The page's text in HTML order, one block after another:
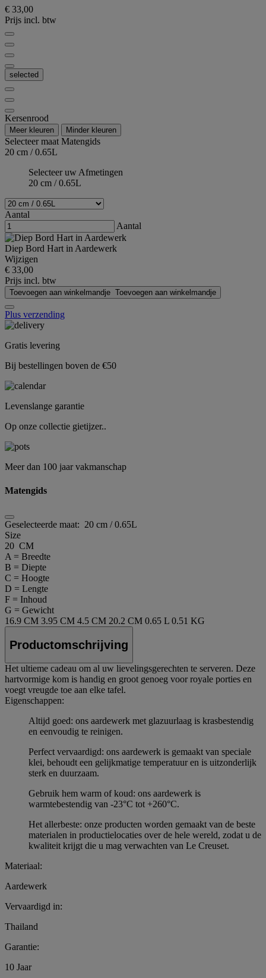
€ 33,00
Prijs incl. btw
selected
Kersenrood
Meer kleuren Minder kleuren
Selecteer maatMatengids
20 cm / 0.65L
Selecteer uw Afmetingen
20 cm / 0.65L
Aantal
Aantal
Diep Bord Hart in Aardewerk
Wijzigen
€ 33,00
Prijs incl. btw
Toevoegen aan winkelmandje Toevoegen aan winkelmandje
Plus verzending
Gratis levering
Bij bestellingen boven de €50
Levenslange garantie
Op onze collectie gietijzer..
Meer dan 100 jaar vakmanschap
Matengids
Geselecteerde maat: 20 cm / 0.65L
Size
20 CM
A = Breedte
B = Diepte
C = Hoogte
D = Lengte
F = Inhoud
G = Gewicht
16.9 CM 3.95 CM 4.5 CM 20.2 CM 0.65 L 0.51 KG
Productomschrijving
Het ultieme cadeau om al uw lievelingsgerechten te serveren. Deze
hartvormige kom is handig en groot genoeg voor royale porties en
voegt vreugde toe aan elke tafel.
Eigenschappen:
Altijd goed: ons aardewerk met glazuurlaag is krasbestendig
en eenvoudig te reinigen.
Perfect vervaardigd: ons aardewerk is gemaakt van speciale
klei, behoudt een gelijkmatige temperatuur en is uitzonderlijk
sterk en duurzaam.
Gebruik hem warm of koud: ons aardewerk is
warmtebestendig van -23°C tot +260°C.
Het allerbeste: onze producten worden gemaakt van de beste
materialen in productielocaties over de hele wereld, zodat u de
kwaliteit krijgt die u mag verwachten van Le Creuset.
Materiaal:
Aardewerk
Vervaardigd in:
Thailand
Garantie:
10 Jaar